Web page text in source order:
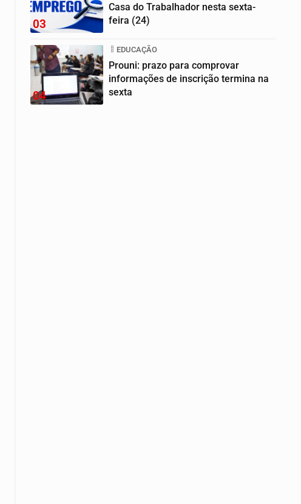
03
Casa do Trabalhador nesta sexta-
feira (24)
04
EDUCAÇÃO
Prouni: prazo para comprovar
informações de inscrição termina na
sexta